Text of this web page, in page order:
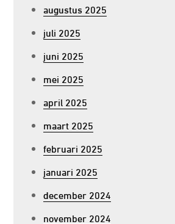
augustus 2025
juli 2025
juni 2025
mei 2025
april 2025
maart 2025
februari 2025
januari 2025
december 2024
november 2024